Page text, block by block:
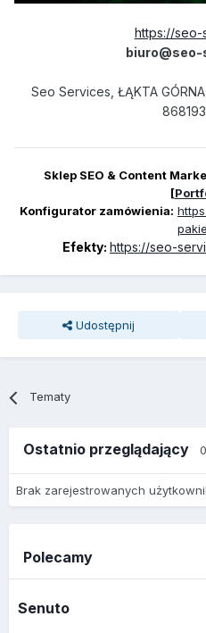
https://seo-
Seo Services, ŁĄKTA
Sklep SEO & Content
[
Konfigurator zamówienia:
Efekty: https://seo-
Udostępnij
Tematy
Ostatnio przeglądający
Brak zarejestrowanych
Polecamy
Senuto